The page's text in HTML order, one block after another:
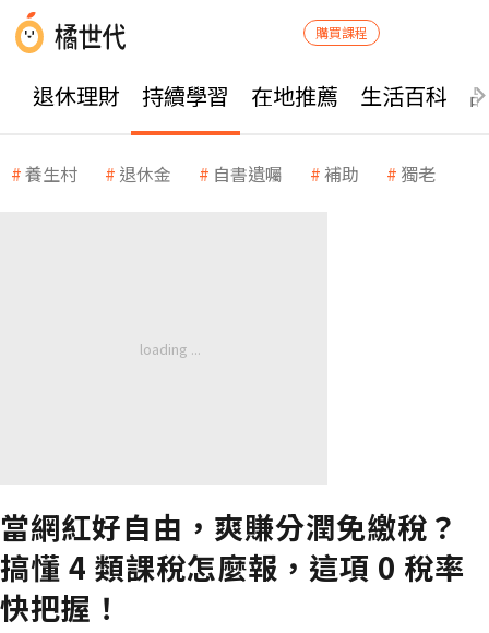
購買課程
退休理財 持續學習 在地推薦 生活百科
養生村 退休金 自書遺囑 補助 獨老
當網紅好自由，爽賺分潤免繳稅？
搞懂 4 類課稅怎麼報，這項 0 稅率
快把握！